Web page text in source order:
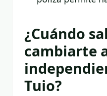
¿Cuándo
cambiarte
Tuio?